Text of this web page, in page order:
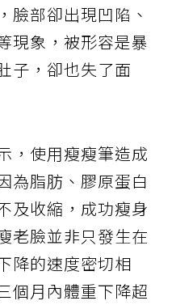
臉部卻出現凹陷、
現象，被形容是暴
子，卻也失了面
，使用瘦瘦筆造成
為脂肪、膠原蛋白
及收縮，成功瘦身
老臉並非只發生在
降的速度密切相
個月內體重下降超